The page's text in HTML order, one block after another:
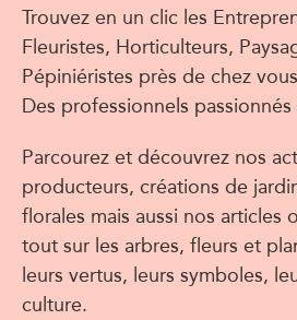
Trouvez en un clic les
Fleuristes, Horticulteurs,
Pépiniéristes près de chez
Des professionnels
Parcourez et découvrez nos
producteurs, créations de
florales mais aussi nos articles
tout sur les arbres, fleurs et
leurs vertus, leurs symboles,
culture.